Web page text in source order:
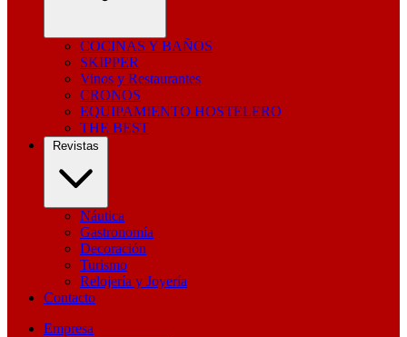
COCINAS Y BAÑOS
SKIPPER
Vinos y Restaurantes
CRONOS
EQUIPAMIENTO HOSTELERO
THE BEST
Revistas
Náutica
Gastronomía
Decoración
Turismo
Relojería y Joyería
Contacto
Empresa